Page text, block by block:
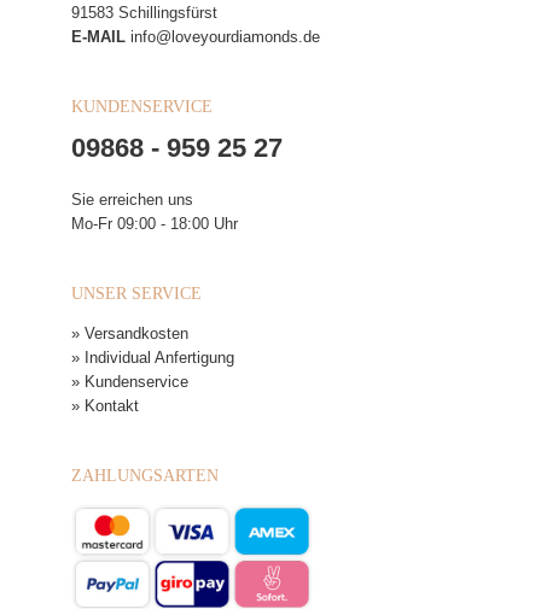
91583 Schillingsfürst
E-MAIL info@loveyourdiamonds.de
KUNDENSERVICE
09868 - 959 25 27
Sie erreichen uns
Mo-Fr 09:00 - 18:00 Uhr
UNSER SERVICE
» Versandkosten
» Individual Anfertigung
» Kundenservice
» Kontakt
ZAHLUNGSARTEN